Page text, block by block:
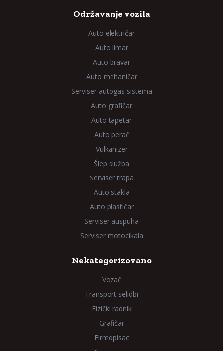
Održavanje vozila
Auto električar
Auto limar
Auto bravar
Auto mehaničar
Serviser autogas sistema
Auto grafičar
Auto tapetar
Auto perač
Vulkanizer
Šlep služba
Serviser trapa
Auto stakla
Auto plastičar
Serviser auspuha
Serviser motocikala
Nekategorizovano
Vozač
Transport selidbi
Fizički radnik
Grafičar
Firmopisac